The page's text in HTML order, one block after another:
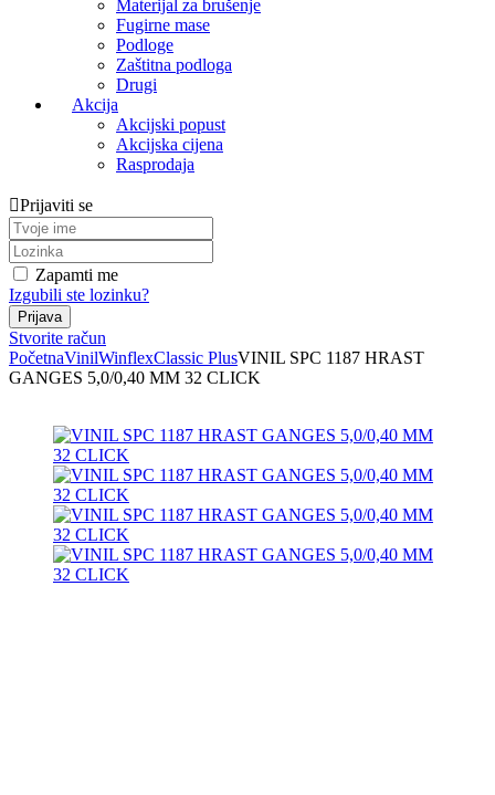
Materijal za brušenje
Fugirne mase
Podloge
Zaštitna podloga
Drugi
Akcija
Akcijski popust
Akcijska cijena
Rasprodaja
Prijaviti se
Zapamti me
Izgubili ste lozinku?
Stvorite račun
PočetnaVinilWinflexClassic PlusVINIL SPC 1187 HRAST
GANGES 5,0/0,40 MM 32 CLICK